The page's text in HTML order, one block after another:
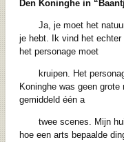
Den Koninghe in
Ja, je moet het
je hebt. Ik vind het
het personage moet
kruipen. Het
Koninghe was geen
gemiddeld één a
twee scenes. Mijn
hoe een arts bepaalde